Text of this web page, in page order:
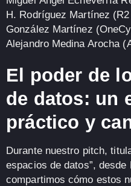
H. Rodríguez Martínez
González Martínez
Alejandro Medina Arocha
El poder de
de datos: un
práctico y
Durante nuestro pitch,
espacios de datos”, desde
compartimos cómo estos